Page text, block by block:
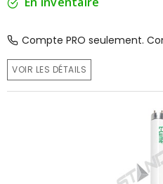
Compte PRO seulement.
VOIR LES DÉTAILS